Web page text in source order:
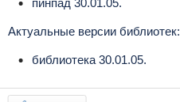
пинпад 30.01.05.
Актуальные версии библиотек:
библиотека 30.01.05.